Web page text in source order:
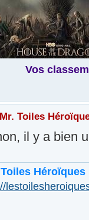
Vos
Mr. Toiles
il y a bien
Héroïques